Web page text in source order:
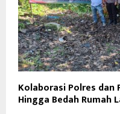
Kolaborasi Polres dan
Hingga Bedah Rumah